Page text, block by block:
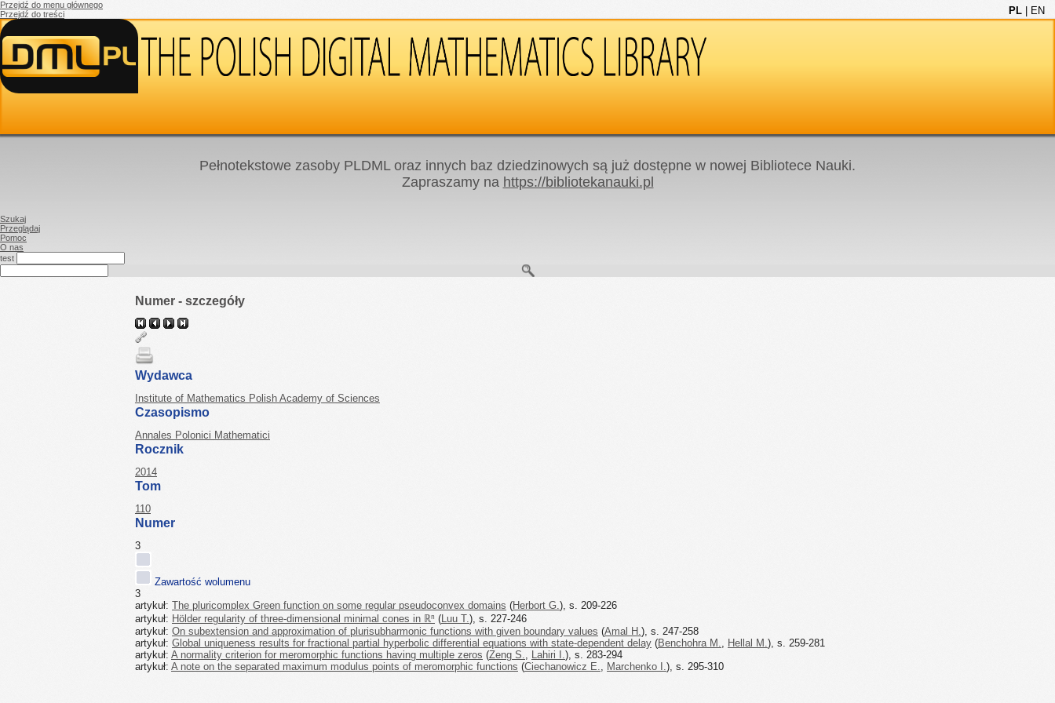
Przejdź do menu głównego
Przejdź do treści
PL EN
Pełnotekstowe zasoby PLDML oraz innych baz dziedzinowych są już dostępne w nowej Bibliotece Nauki.
Zapraszamy na https://bibliotekanauki.pl
Szukaj
Przeglądaj
Pomoc
O nas
test
Numer - szczegóły
Wydawca
Institute of Mathematics Polish Academy of Sciences
Czasopismo
Annales Polonici Mathematici
Rocznik
2014
Tom
110
Numer
3
Zawartość wolumenu
3
artykuł: The pluricomplex Green function on some regular pseudoconvex domains (Herbort G.), s. 209-226
artykuł: Hölder regularity of three-dimensional minimal cones in ℝⁿ (Luu T.), s. 227-246
artykuł: On subextension and approximation of plurisubharmonic functions with given boundary values (Amal H.), s. 247-258
artykuł: Global uniqueness results for fractional partial hyperbolic differential equations with state-dependent delay (Benchohra M., Hellal M.), s. 259-281
artykuł: A normality criterion for meromorphic functions having multiple zeros (Zeng S., Lahiri I.), s. 283-294
artykuł: A note on the separated maximum modulus points of meromorphic functions (Ciechanowicz E., Marchenko I.), s. 295-310